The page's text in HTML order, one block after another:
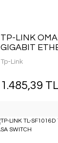
TP-LINK
GIGABIT
Tp-Link
1.485,39